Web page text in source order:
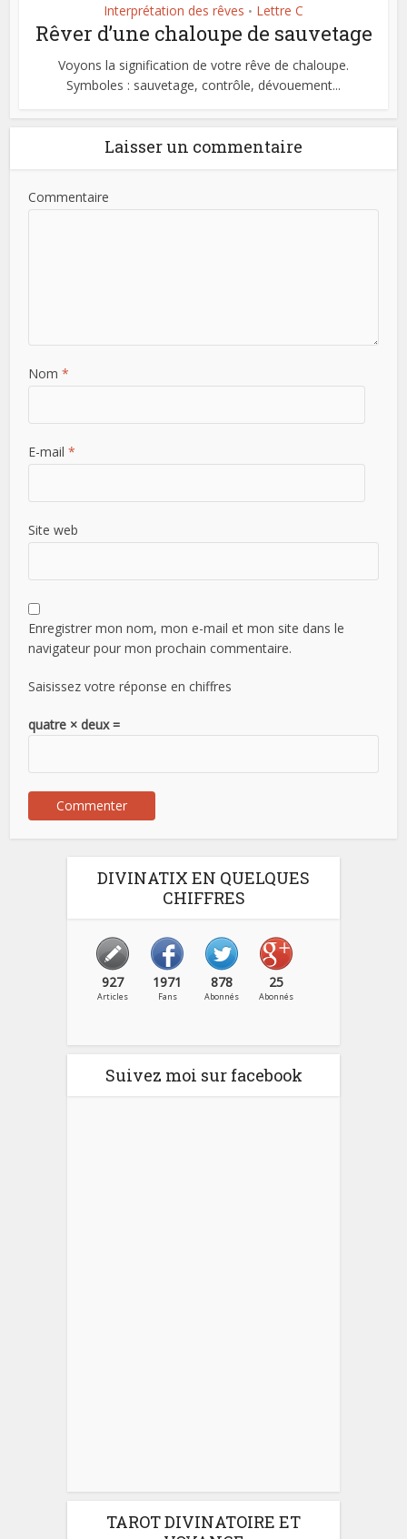
Interprétation des rêves • Lettre C
Rêver d’une chaloupe de sauvetage
Voyons la signification de votre rêve de chaloupe.
Symboles : sauvetage, contrôle, dévouement...
Laisser un commentaire
Commentaire
Nom*
E-mail*
Site web
Enregistrer mon nom, mon e-mail et mon site dans le
navigateur pour mon prochain commentaire.
Saisissez votre réponse en chiffres
quatre × deux =
DIVINATIX EN QUELQUES
CHIFFRES
927
Articles
1971
Fans
878
Abonnés
25
Abonnés
Suivez moi sur facebook
TAROT DIVINATOIRE ET